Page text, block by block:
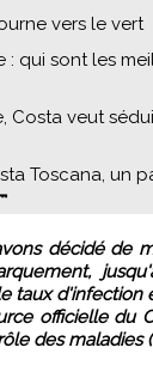
vers le vert
: qui sont les
Costa veut
Toscana, un
taux d'infection
officielle du
des maladies